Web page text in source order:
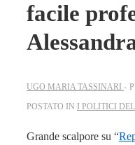
facile
UGO MARIA TASSINARI
POSTATO IN I POLITICI
Grande scalpore su “